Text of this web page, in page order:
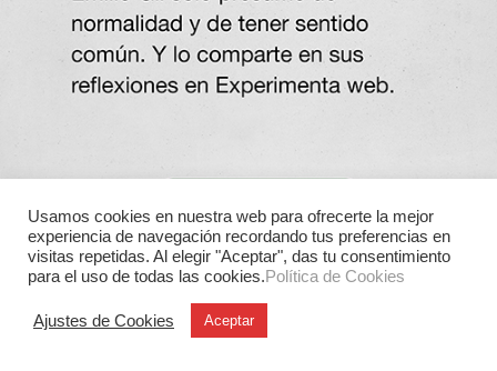
Usamos cookies en nuestra web para ofrecerte la mejor
experiencia de navegación recordando tus preferencias en
visitas repetidas. Al elegir "Aceptar", das tu consentimiento
para el uso de todas las cookies.Política de Cookies
Ajustes de Cookies Aceptar